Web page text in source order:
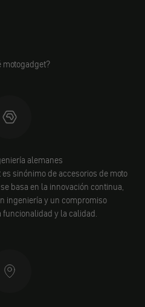
motogadget?
alemanes
sinónimo de accesorios de moto
basa en la innovación continua,
ingeniería y un compromiso
y la calidad.